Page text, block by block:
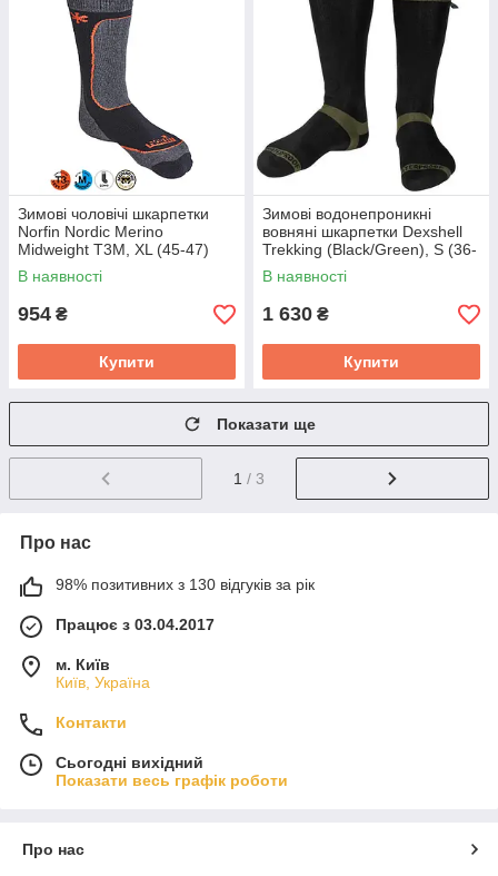
Зимові чоловічі шкарпетки
Norfin Nordic Merino
Midweight T3M, ХL (45-47)
В наявності
954 ₴
Купити
Зимові водонепроникні
вовняні шкарпетки Dexshell
Trekking (Black/Green), S (36-
39)
В наявності
1 630 ₴
Купити
Показати ще
1 / 3
Про нас
98% позитивних з 130 відгуків за рік
Працює з 03.04.2017
м. Київ
Київ, Україна
Контакти
Сьогодні вихідний
Показати весь графік роботи
Про нас